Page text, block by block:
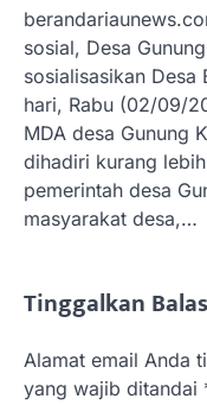
sosial, Desa
sosialisasikan Desa
hari, Rabu (02/09/
MDA desa Gunung
dihadiri kurang
pemerintah desa
masyarakat desa,…
Tinggalkan
Alamat email Anda
yang wajib ditandai